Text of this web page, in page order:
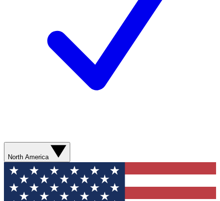
North America